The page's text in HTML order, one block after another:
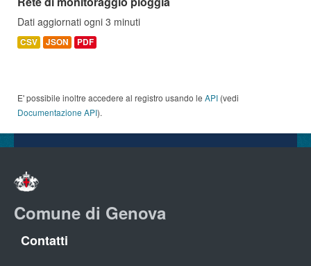
Dati aggiornati ogni 3 minuti
CSV JSON PDF
E' possibile inoltre accedere al registro usando le API (vedi
Documentazione API).
Comune di Genova
Contatti